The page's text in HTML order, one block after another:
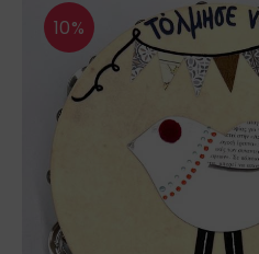
10%